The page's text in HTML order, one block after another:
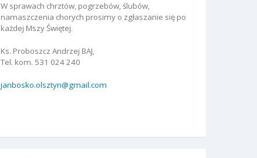
W sprawach chrztów, pogrzebów, ślubów,
namaszczenia chorych prosimy o zgłaszanie się po
każdej Mszy Świętej.
Ks. Proboszcz Andrzej BAJ,
Tel. kom. 531 024 240
janbosko.olsztyn@gmail.com